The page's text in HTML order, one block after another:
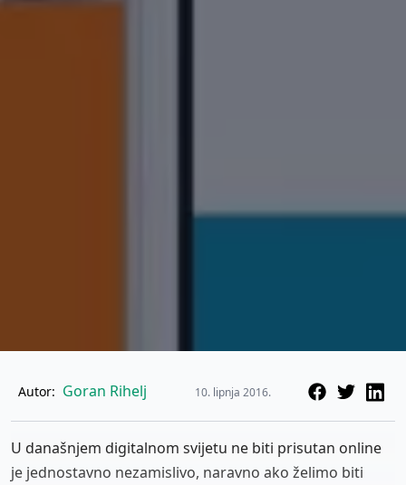
Autor: Goran Rihelj 10. lipnja 2016.
U današnjem digitalnom svijetu ne biti prisutan online
je jednostavno nezamislivo, naravno ako želimo biti